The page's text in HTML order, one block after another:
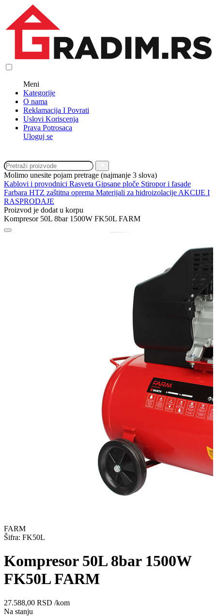
Meni
Kategorije
O nama
Reklamacija I Povrati
Uslovi Koriscenja
Prava Potrosaca
Uloguj se
Molimo unesite pojam pretrage (najmanje 3 slova)
Kablovi i provodnici Rasveta Gipsane ploče Stiropor i fasade
Farbara HTZ zaštitna oprema Materijali za hidroizolacije AKCIJE I
RASPRODAJE
Proizvod je dodat u korpu
Kompresor 50L 8bar 1500W FK50L FARM
FARM
Šifra: FK50L
Kompresor 50L 8bar 1500W
FK50L FARM
27.588,00 RSD /kom
Na stanju